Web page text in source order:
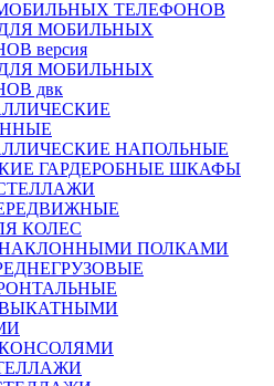
ТЕЛЕФОНОВ
МОБИЛЬНЫХ
версия
МОБИЛЬНЫХ
двк
НАПОЛЬНЫЕ
ГАРДЕРОБНЫЕ ШКАФЫ
КОЛЕС
ПОЛКАМИ